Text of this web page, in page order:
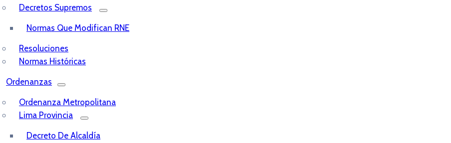
Decretos Supremos
Normas Que Modifican RNE
Resoluciones
Normas Históricas
Ordenanzas
Ordenanza Metropolitana
Lima Provincia
Decreto De Alcaldía